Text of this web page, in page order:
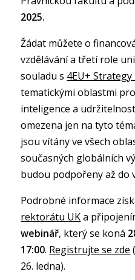
2025.
Žádat můžete o
vzdělávání a třetí role
souladu s 4EU+
tematickými oblastmi
inteligence a
omezena jen na tyto
jsou vítány ve všech
současných globálních
budou podpořeny až do
Podrobné informace
rektorátu UKa
webinář, který se koná
17:00. Registrujte se zde
26. ledna).